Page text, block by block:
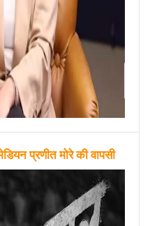
प्रणीत मोरे की वापसी